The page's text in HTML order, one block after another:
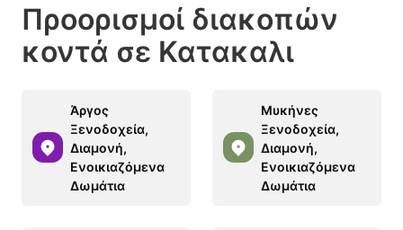
Προορισμοί διακοπών
κοντά σε Κατακαλι
Άργος
Ξενοδοχεία,
Διαμονή,
Ενοικιαζόμενα
Δωμάτια
Μυκήνες
Ξενοδοχεία,
Διαμονή,
Ενοικιαζόμενα
Δωμάτια